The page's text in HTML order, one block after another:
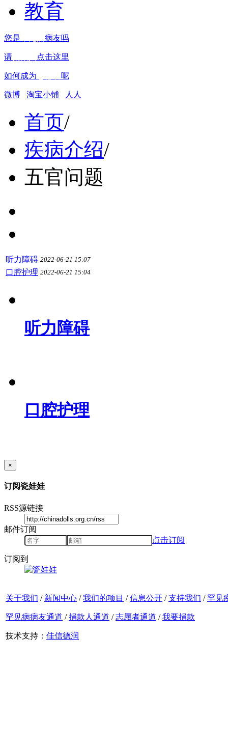
教育
您是 病友吗
请 点击这里
如何成为 呢
微博 淘宝小铺 人人
首页/
疾病介绍/
五官问题
听力障碍 2022-06-21 15:07
口腔护理 2022-06-21 15:04
听力障碍
口腔护理
×
订阅瓷娃娃
RSS源链接
邮件订阅
点击订阅
订阅到
关于我们 / 新闻中心 / 我们的项目 / 信息公开 / 支持我们 / 罕见
罕见病病友通道 / 捐款人通道 / 志愿者通道 / 我要捐款
技术支持： 佳信德润